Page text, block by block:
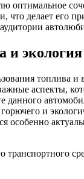
оптимальное
что делает его
и экология
топлива и
аспекты,
данного
и
особенно
транспортного